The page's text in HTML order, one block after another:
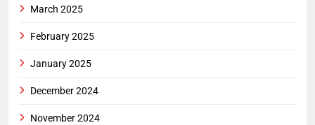
March 2025
February 2025
January 2025
December 2024
November 2024